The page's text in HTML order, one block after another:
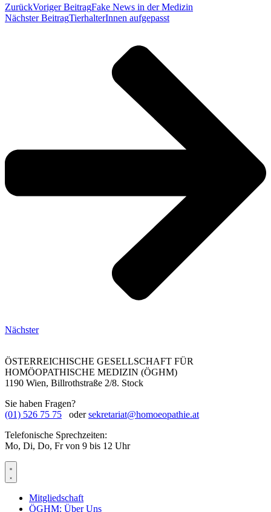
ZurückVoriger BeitragFake News in der Medizin
Nächster BeitragTierhalterInnen aufgepasst
Nächster
ÖSTERREICHISCHE GESELLSCHAFT FÜR
HOMÖOPATHISCHE MEDIZIN (ÖGHM)
1190 Wien, Billrothstraße 2/8. Stock
Sie haben Fragen?
(01) 526 75 75 odersekretariat@homoeopathie.at
Telefonische Sprechzeiten:
Mo, Di, Do, Fr von 9 bis 12 Uhr
Mitgliedschaft
ÖGHM: Über Uns